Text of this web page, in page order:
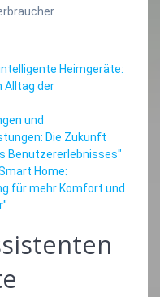
Heimgeräte:
Alltag der
und
Die Zukunft
Benutzererlebnisses"
Home:
für mehr Komfort und